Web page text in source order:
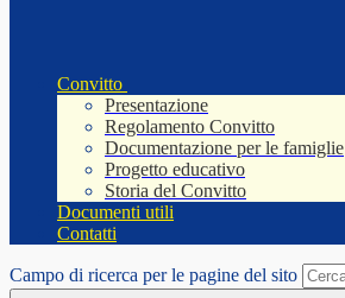
Convitto
Presentazione
Regolamento Convitto
Documentazione per le famiglie
Progetto educativo
Storia del Convitto
Documenti utili
Contatti
Campo di ricerca per le pagine del sito